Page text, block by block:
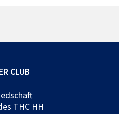
CLUB
THC HH